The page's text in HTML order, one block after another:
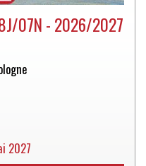
07N - 2026/2027
2027